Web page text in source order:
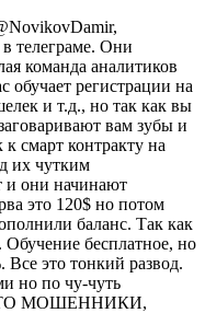
телеграме. Они
команда аналитиков
обучает регистрации на
и т.д., но так как вы
вам зубы и
смарт контракту на
их чутким
и они начинают
это 120$ но потом
баланс. Так как
Обучение бесплатное, но
это тонкий развод.
но по чу-чуть
ЭТО МОШЕННИКИ,